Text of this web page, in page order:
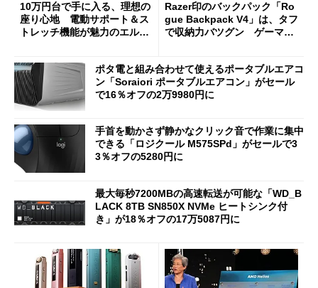
10万円台で手に入る、理想の
座り心地 電動サポート＆ス
トレッチ機能が魅力のエルゴ
Razer印のバックパック「Ro
gue Backpack V4」は、タフ
で収納力バツグン ゲーマー
ポタ電と組み合わせて使えるポータブルエアコ
ン「Soraiori ポータブルエアコン」がセール
で16％オフの2万9980円に
手首を動かさず静かなクリック音で作業に集中
できる「ロジクール M575SPd」がセールで3
3％オフの5280円に
最大毎秒7200MBの高速転送が可能な「WD_B
LACK 8TB SN850X NVMe ヒートシンク付
き」が18％オフの17万5087円に